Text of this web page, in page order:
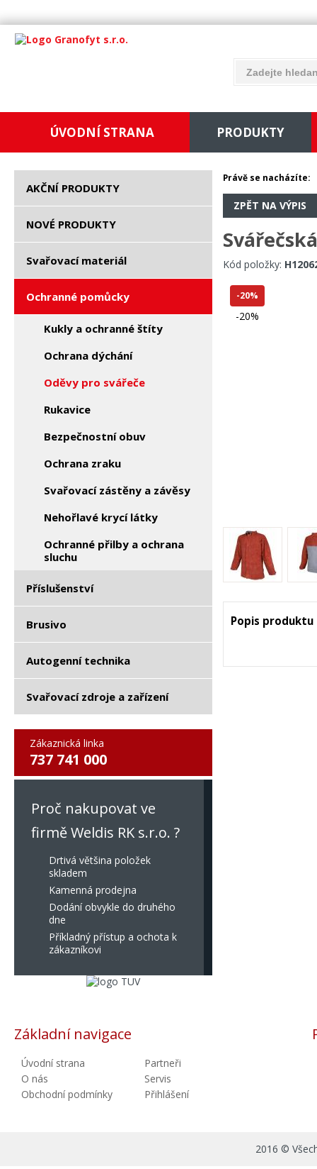
ÚVODNÍ STRANA PRODUKTY
AKČNÍ PRODUKTY
NOVÉ PRODUKTY
Svařovací materiál
Ochranné pomůcky
Kukly a ochranné štíty
Ochrana dýchání
Oděvy pro svářeče
Rukavice
Bezpečnostní obuv
Ochrana zraku
Svařovací zástěny a závěsy
Nehořlavé krycí látky
Ochranné přilby a ochrana
sluchu
Příslušenství
Brusivo
Autogenní technika
Svařovací zdroje a zařízení
Zákaznická linka
737 741 000
Proč nakupovat ve
firmě Weldis RK s.r.o. ?
Drtivá většina položek
skladem
Kamenná prodejna
Dodání obvykle do druhého
dne
Příkladný přístup a ochota k
zákazníkovi
Právě se nacházíte:
ZPĚT NA VÝPIS
Kód položky:
-20%
-20%
Popis produktu
Základní navigace
Úvodní strana
O nás
Obchodní podmínky
Partneři
Servis
Přihlášení
2016 ©